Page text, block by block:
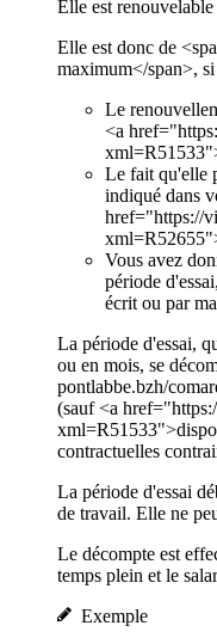
Elle est
Elle est donc de
maximum</span>,
Le
<a
Le fait qu'elle
indiqué dans
href="https://
Vous avez
période
écrit ou par
La période d'essai,
ou en mois, se
pontlabbe.bzh/
(sauf <a
contractuelles
La période d'essai
de travail. Elle ne
Le décompte est
temps plein et le
Exemple